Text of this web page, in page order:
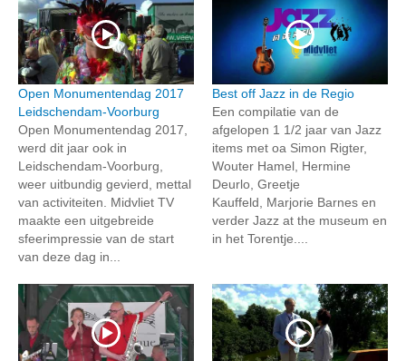
Open Monumentendag 2017
Leidschendam-Voorburg
Open Monumentendag 2017,
werd dit jaar ook in
Leidschendam-Voorburg,
weer uitbundig gevierd, mettal
van activiteiten. Midvliet TV
maakte een uitgebreide
sfeerimpressie van de start
van deze dag in...
Best off Jazz in de Regio
Een compilatie van de
afgelopen 1 1/2 jaar van Jazz
items met oa Simon Rigter,
Wouter Hamel, Hermine
Deurlo, Greetje
Kauffeld, Marjorie Barnes en
verder Jazz at the museum en
in het Torentje....